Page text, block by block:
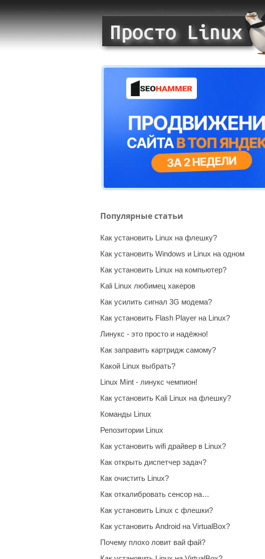
Популярные статьи
Как установить Linux на флешку?
Как установить Windows и Linux на одном
Как установить Linux на компьютер?
Kali Linux любимец хакеров
Как усилить сигнал 3G модема?
Как установить Flash Player на Linux?
Линукс - это просто и надёжно!
Как заправить картридж самому?
Какой Linux выбрать?
Linux Mint - линукс чемпион!
Как установить Kali Linux на флешку?
Команды Linux
Репозитории Linux
Как установить wifi драйвер в Linux?
Как открыть диспетчер задач?
Как очистить Linux?
Как откалибровать сенсор на…
Как установить Linux с флешки?
Как установить Android на VirtualBox?
Почему плохо ловит вай фай?